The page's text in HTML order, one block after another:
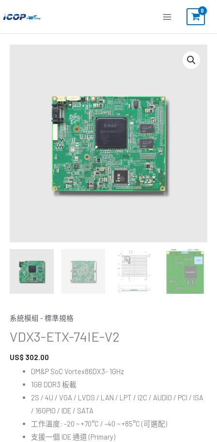
至
主
系統模組 - 標準規格
VDX3-ETX-74IE-V2
US$ 302.00
DM&P SoC Vortex86DX3- 1GHz
1GB DDR3 板載
2S / 4U / VGA / LVDS / LAN / LPT / I2C / AUDIO / PCI / ISA
/ 16GPIO / IDE / SATA
工作溫度: -20 ~ +70°C / -40 ~ +85°C (可選配)
支援一個 IDE 通道 (Primary)